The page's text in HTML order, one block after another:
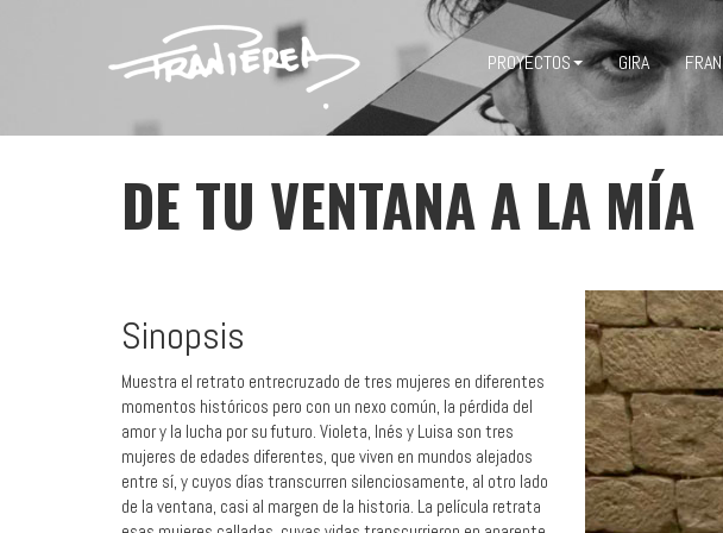
PROYECTOS GIRA FRAN
DE TU VENTANA A LA MÍA
Sinopsis
Muestra el retrato entrecruzado de tres mujeres en diferentes
momentos históricos pero con un nexo común, la pérdida del
amor y la lucha por su futuro. Violeta, Inés y Luisa son tres
mujeres de edades diferentes, que viven en mundos alejados
entre sí, y cuyos días transcurren silenciosamente, al otro lado
de la ventana, casi al margen de la historia. La película retrata